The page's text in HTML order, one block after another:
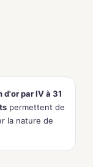
d'or par IV à 31
permettent de
la nature de